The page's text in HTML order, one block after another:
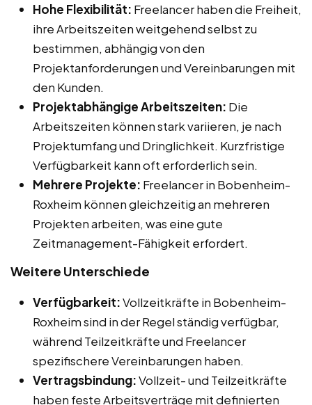
Hohe Flexibilität: Freelancer haben die Freiheit,
ihre Arbeitszeiten weitgehend selbst zu
bestimmen, abhängig von den
Projektanforderungen und Vereinbarungen mit
den Kunden.
Projektabhängige Arbeitszeiten: Die
Arbeitszeiten können stark variieren, je nach
Projektumfang und Dringlichkeit. Kurzfristige
Verfügbarkeit kann oft erforderlich sein.
Mehrere Projekte: Freelancer in Bobenheim-
Roxheim können gleichzeitig an mehreren
Projekten arbeiten, was eine gute
Zeitmanagement-Fähigkeit erfordert.
Weitere Unterschiede
Verfügbarkeit:Vollzeitkräfte in Bobenheim-
Roxheim sind in der Regel ständig verfügbar,
während Teilzeitkräfte und Freelancer
spezifischere Vereinbarungen haben.
Vertragsbindung:Vollzeit- und Teilzeitkräfte
haben feste Arbeitsverträge mit definierten